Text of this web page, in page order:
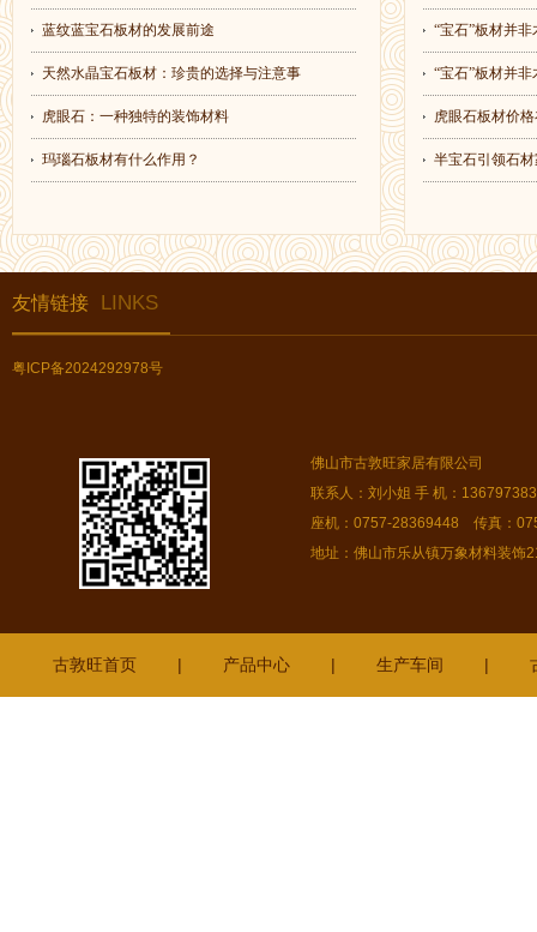
蓝纹蓝宝石板材的发展前途
天然水晶宝石板材：珍贵的选择与注意事
虎眼石：一种独特的装饰材料
玛瑙石板材有什么作用？
“宝石”板材并非
“宝石”板材并非
虎眼石板材价
半宝石引领石
友情链接 LINKS
粤ICP备2024292978号
佛山市古敦旺家居有限公司
联系人：刘小姐 手 机：
座机：0757-28369448 传真：
地址：佛山市乐从镇万象材料装饰
古敦旺首页 | 产品中心 | 生产车间 |